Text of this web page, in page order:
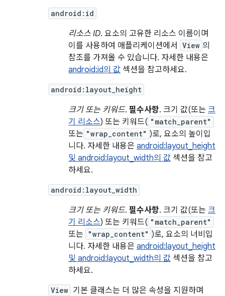
android:id
리소스 ID. 요소의 고유한 리소스 이름이며
이를 사용하여 애플리케이션에서
View 의
참조를 가져올 수 있습니다. 자세한 내용은
android:id의 값 섹션을 참고하세요.
android:layout_height
크기 또는 키워드. 필수사항. 크기 값(또는 크
기 리소스) 또는 키워드( "match_parent"
또는 "wrap_content" )로, 요소의 높이입
니다. 자세한 내용은 android:layout_height
및 android:layout_width의 값 섹션을 참고
하세요.
android:layout_width
크기 또는 키워드. 필수사항. 크기 값(또는 크
기 리소스) 또는 키워드( "match_parent"
또는 "wrap_content" )로, 요소의 너비입
니다. 자세한 내용은 android:layout_height
및 android:layout_width의 값 섹션을 참고
하세요.
View 기본 클래스는 더 많은 속성을 지원하며